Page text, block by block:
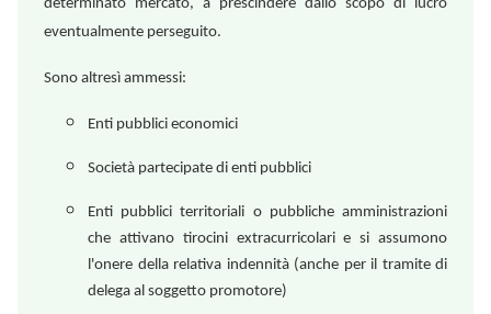
determinato mercato, a prescindere dallo scopo di lucro
eventualmente perseguito.
Sono altresì ammessi:
Enti pubblici economici
Società partecipate di enti pubblici
Enti pubblici territoriali o pubbliche amministrazioni
che attivano tirocini extracurricolari e si assumono
l'onere della relativa indennità (anche per il tramite di
delega al soggetto promotore)